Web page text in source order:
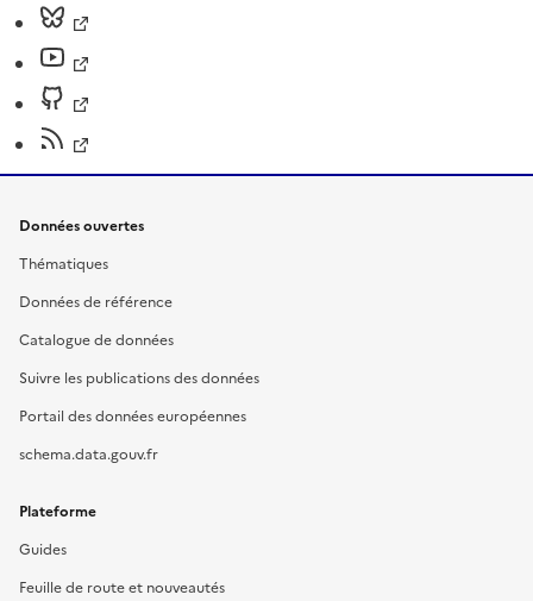
Données ouvertes
Thématiques
Données de référence
Catalogue de données
Suivre les publications des données
Portail des données européennes
schema.data.gouv.fr
Plateforme
Guides
Feuille de route et nouveautés